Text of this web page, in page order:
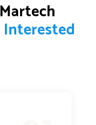
Interested